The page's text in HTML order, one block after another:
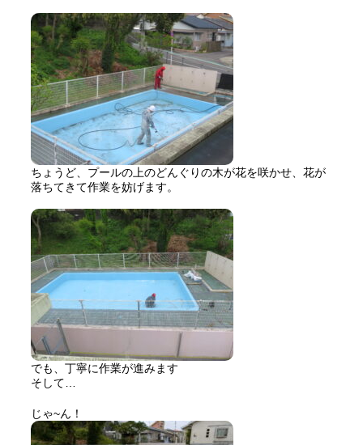
ちょうど、プールの上のどんぐりの木が花を咲かせ、花が
落ちてきて作業を妨げます。
でも、丁寧に作業が進みます
そして…
じゃ~ん！